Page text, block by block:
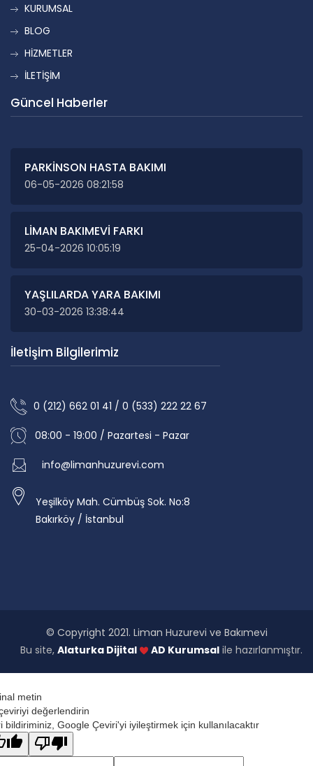
KURUMSAL
BLOG
HİZMETLER
İLETİŞİM
Güncel Haberler
PARKİNSON HASTA BAKIMI
06-05-2026 08:21:58
LİMAN BAKIMEVİ FARKI
25-04-2026 10:05:19
YAŞLILARDA YARA BAKIMI
30-03-2026 13:38:44
İletişim Bilgilerimiz
0 (212) 662 01 41 / 0 (533) 222 22 67
08:00 - 19:00 / Pazartesi - Pazar
info@limanhuzurevi.com
Yeşilköy Mah. Cümbüş Sok. No:8
Bakırköy / İstanbul
© Copyright 2021. Liman Huzurevi ve Bakımevi
Bu site, Alaturka Dijital AD Kurumsal ile hazırlanmıştır.
metin
değerlendirin
bildiriminiz, Google Çeviri'yi iyileştirmek için kullanılacaktır